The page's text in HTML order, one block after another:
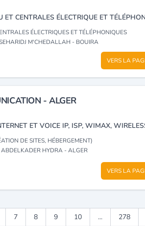
ÉLECTRIQUES ET TÉLÉPHONIQUES
M'CHEDALLAH - BOUIRA
VERS LA
- ALGER
DE SITES, HÉBERGEMENT)
HYDRA - ALGER
VERS LA
7 8 9 10 ... 278